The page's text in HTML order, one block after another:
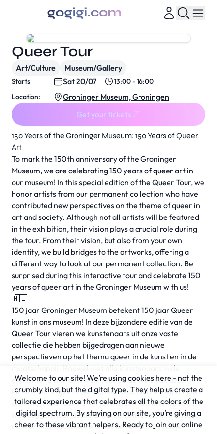
150 Years of the Groninger Museum: 150 Years of Queer
Art
To mark the 150th anniversary of the Groninger
Museum, we are celebrating 150 years of queer art in
our museum! In this special edition of the Queer Tour, we
honor artists from our permanent collection who have
contributed new perspectives on the theme of queer in
art and society. Although not all artists will be featured
in the exhibition, their vision plays a crucial role during
the tour. From their vision, but also from your own
identity, we build bridges to the artworks, offering a
different way to look at our permanent collection. Be
surprised during this interactive tour and celebrate 150
years of queer art in the Groninger Museum with us!
🇳🇱
150 jaar Groninger Museum betekent 150 jaar Queer
kunst in ons museum! In deze bijzondere editie van de
Queer Tour vieren we kunstenaars uit onze vaste
collectie die hebben bijgedragen aan nieuwe
perspectieven op het thema queer in de kunst en in de
maatschappij. Hoewel niet alle kunstenaars in de
expositie te zien zullen zijn, speelt de visie van deze
kunstenaars tijdens de tour een cruciale rol. Vanuit juist
die visie, maar ook vanuit jouw eigen identiteit, bouwen
we bruggen naar de kunstwerken om zo op een andere
manier naar onze vaste collectie te kijken. Laat je
Queer Tour
Art/Culture Museum/Gallery
Starts: Sat 20/07
13:00 - 16:00
Location:
Groninger Museum, Groningen
Get your tickets
Welcome to our site! We’re using cookies here - not the
crumbly kind, but the digital type. They help us create a
tailored experience that celebrates all the colors of the
digital spectrum. By staying on our site, you’re giving a
cheer to these vibrant helpers. Ready to join our online